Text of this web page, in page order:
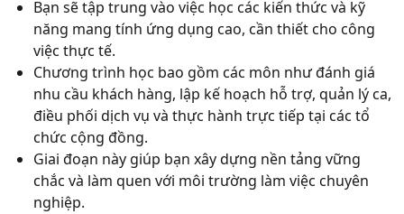
Bạn sẽ tập trung vào việc học các kiến thức và kỹ
năng mang tính ứng dụng cao, cần thiết cho công
việc thực tế.
Chương trình học bao gồm các môn như đánh giá
nhu cầu khách hàng, lập kế hoạch hỗ trợ, quản lý ca,
điều phối dịch vụ và thực hành trực tiếp tại các tổ
chức cộng đồng.
Giai đoạn này giúp bạn xây dựng nền tảng vững
chắc và làm quen với môi trường làm việc chuyên
nghiệp.